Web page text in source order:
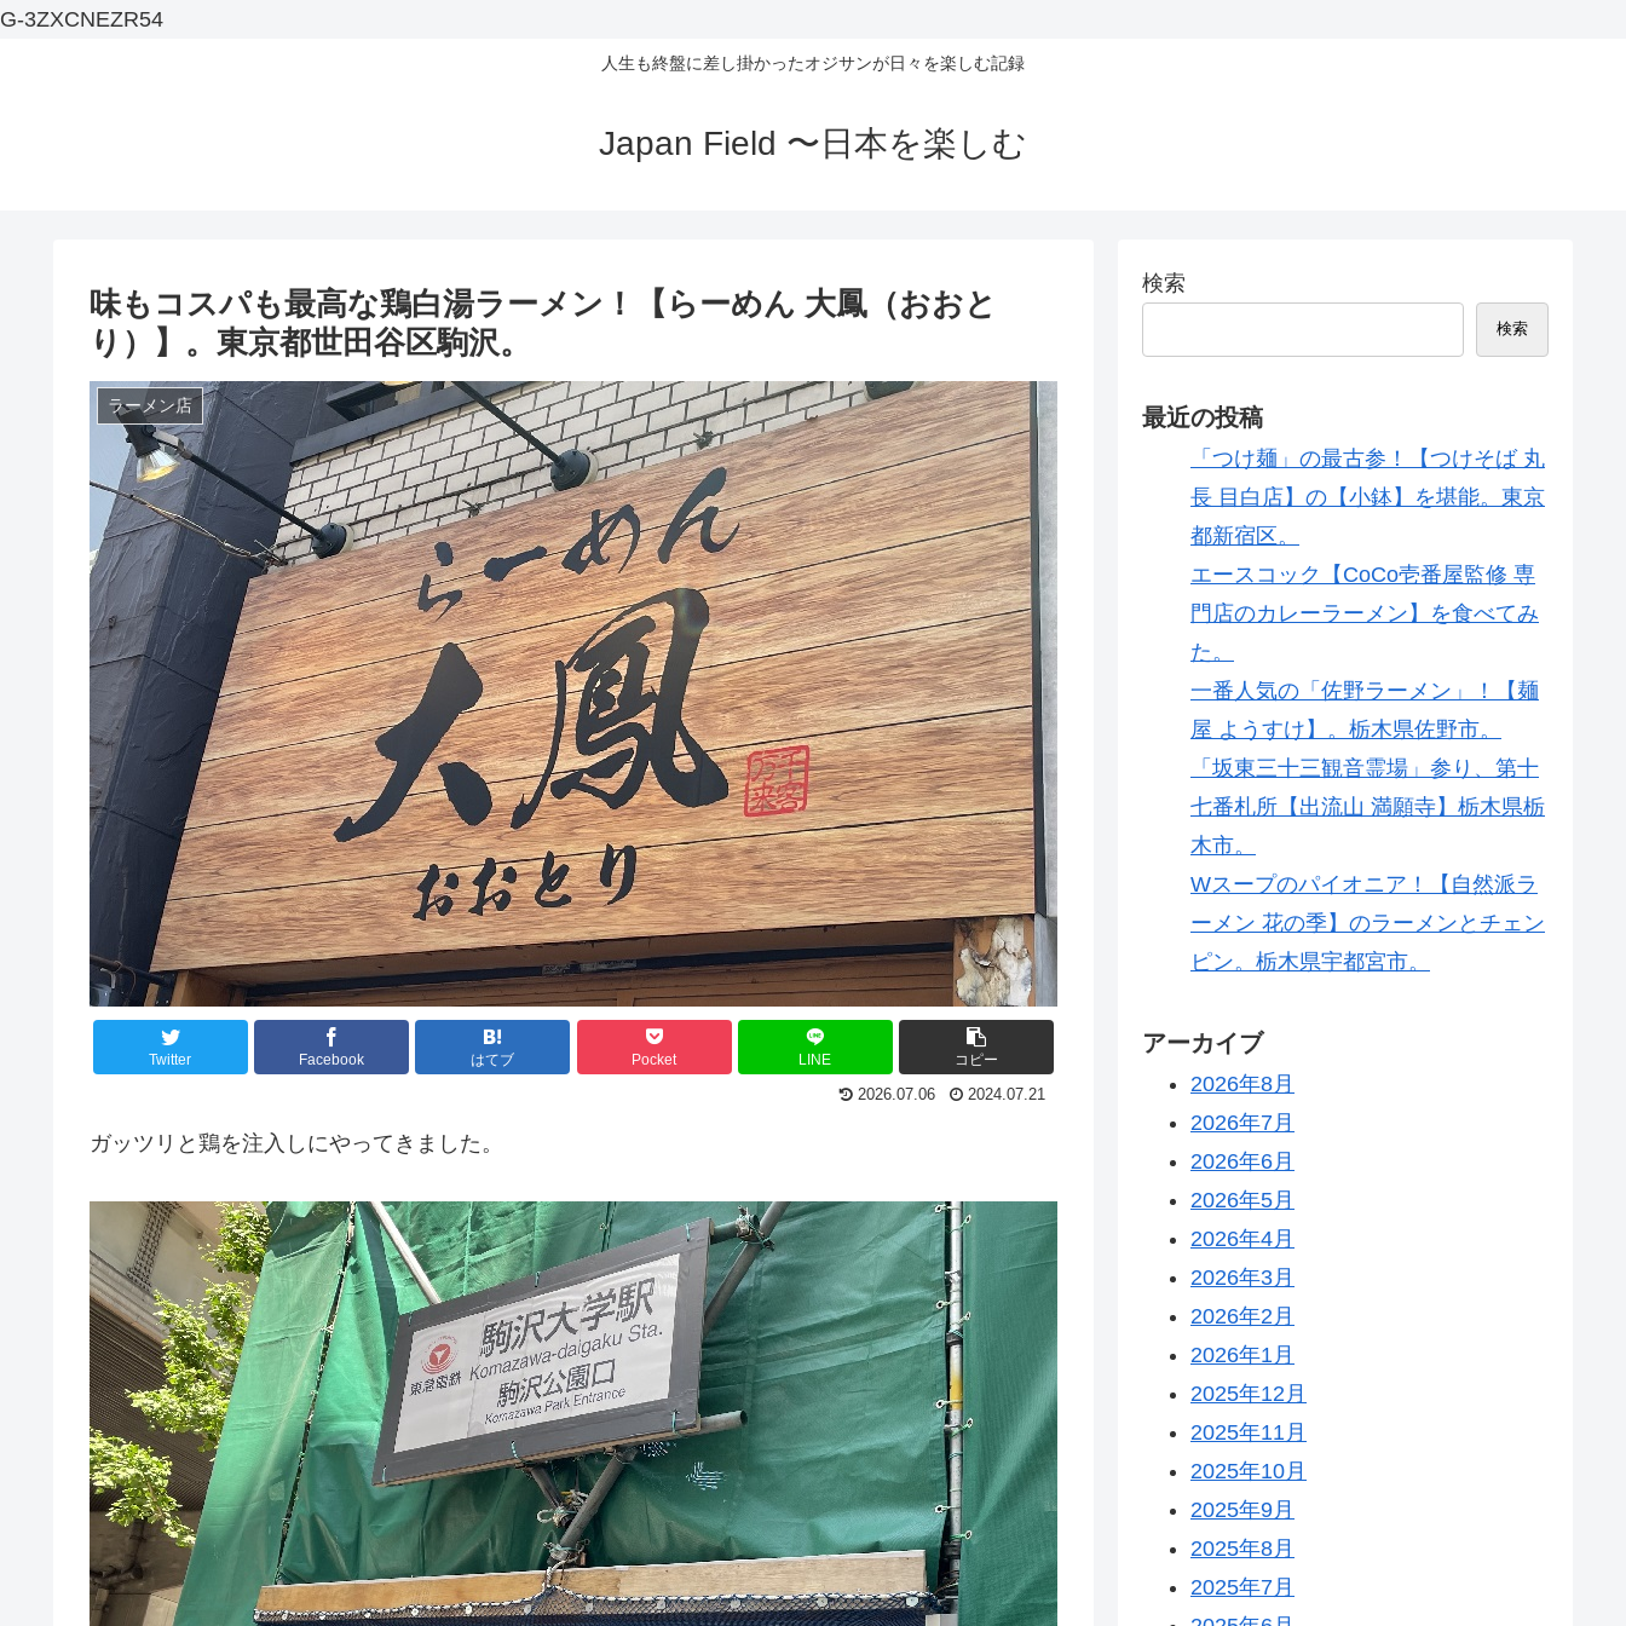
G-3ZXCNEZR54
人生も終盤に差し掛かったオジサンが日々を楽しむ記録
Japan Field 〜日本を楽しむ
味もコスパも最高な鶏白湯ラーメン！【らーめん 大鳳（おおと
り）】。東京都世田谷区駒沢。
ラーメン店
Twitter Facebook はてブ Pocket LINE コピー
2026.07.06 2024.07.21
ガッツリと鶏を注入しにやってきました。
検索
検索
最近の投稿
「つけ麺」の最古参！【つけそば 丸
長 目白店】の【小鉢】を堪能。東京
都新宿区。
エースコック【CoCo壱番屋監修 専
門店のカレーラーメン】を食べてみ
た。
一番人気の「佐野ラーメン」！【麺
屋 ようすけ】。栃木県佐野市。
「坂東三十三観音霊場」参り、第十
七番札所【出流山 満願寺】栃木県栃
木市。
Wスープのパイオニア！【自然派ラ
ーメン 花の季】のラーメンとチェン
ピン。栃木県宇都宮市。
アーカイブ
2026年8月
2026年7月
2026年6月
2026年5月
2026年4月
2026年3月
2026年2月
2026年1月
2025年12月
2025年11月
2025年10月
2025年9月
2025年8月
2025年7月